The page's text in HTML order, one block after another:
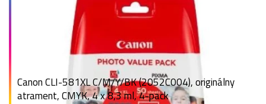
Canon CLI-581XL C/M/Y/BK (2052C004), originálny
atrament, CMYK, 4 x 8,3 ml, 4-pack